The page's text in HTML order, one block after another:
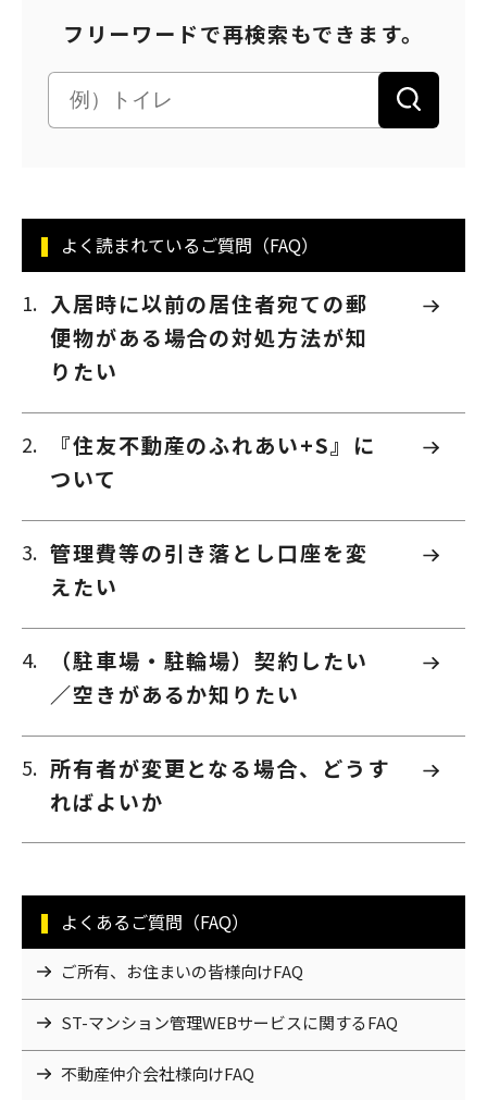
フリーワードで再検索もできます。
よくあるご質問（FAQ）
ご所有、お住まいの皆様向けFAQ
ST-マンション管理WEBサービスに関するFAQ
不動産仲介会社様向けFAQ
よく読まれているご質問（FAQ）
入居時に以前の居住者宛ての郵
便物がある場合の対処方法が知
りたい
『住友不動産のふれあい+S』に
ついて
管理費等の引き落とし口座を変
えたい
（駐車場・駐輪場）契約したい
／空きがあるか知りたい
所有者が変更となる場合、どうす
ればよいか